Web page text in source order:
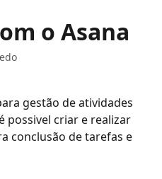
o Asana
gestão de atividades
possivel criar e realizar
conclusão de tarefas e